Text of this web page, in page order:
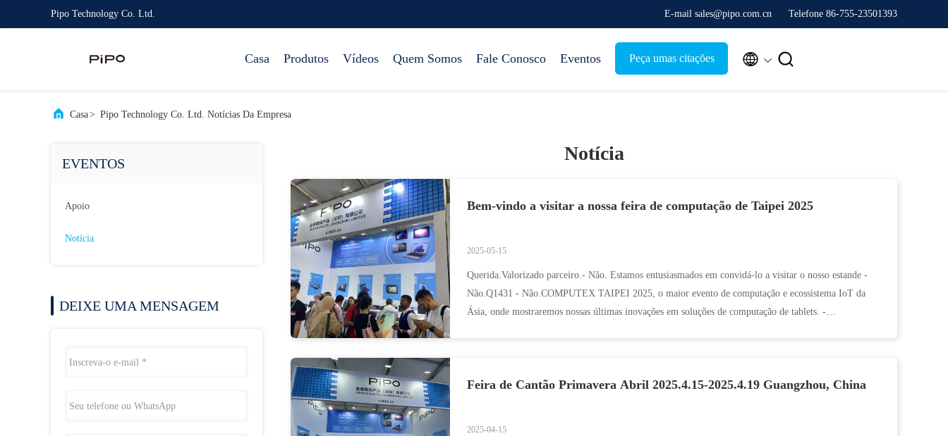
Pipo Technology Co. Ltd. E-mail sales@pipo.com.cn Telefone 86-755-23501393
Casa Produtos Vídeos Quem Somos Fale Conosco Eventos Peça umas citações  
Casa> Pipo Technology Co. Ltd. Notícias Da Empresa
EVENTOS
Apoio
Notícia
DEIXE UMA MENSAGEM
Notícia
Bem-vindo a visitar a nossa feira de computação de Taipei 2025
2025-05-15
Querida.Valorizado parceiro.- Não. Estamos entusiasmados em convidá-lo a visitar o nosso estande -
Não.Q1431 - Não.COMPUTEX TAIPEI 2025, o maior evento de computação e ecossistema IoT da
Ásia, onde mostraremos nossas últimas inovações em soluções de computação de tablets. -
Feira de Cantão Primavera Abril 2025.4.15-2025.4.19 Guangzhou, China
2025-04-15